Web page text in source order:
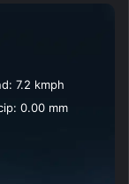
7.2 kmph
0.00 mm